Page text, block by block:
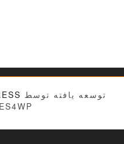
توسعه یافته توسط